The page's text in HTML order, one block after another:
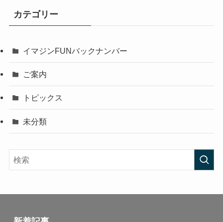
カテゴリー
イマジンFUNバックナンバー
ご案内
トピックス
未分類